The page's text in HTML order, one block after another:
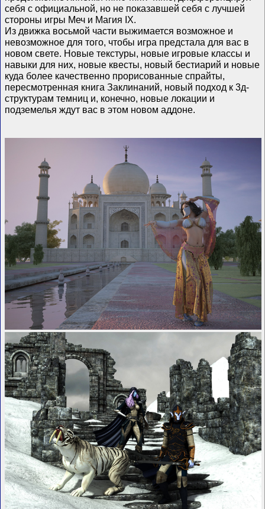
себя с официальной, но не показавшей себя с лучшей
стороны игры Меч и Магия IX.
Из движка восьмой части выжимается возможное и
невозможное для того, чтобы игра предстала для вас в
новом свете. Новые текстуры, новые игровые классы и
навыки для них, новые квесты, новый бестиарий и новые
куда более качественно прорисованные спрайты,
пересмотренная книга Заклинаний, новый подход к 3д-
структурам темниц и, конечно, новые локации и
подземелья ждут вас в этом новом аддоне.